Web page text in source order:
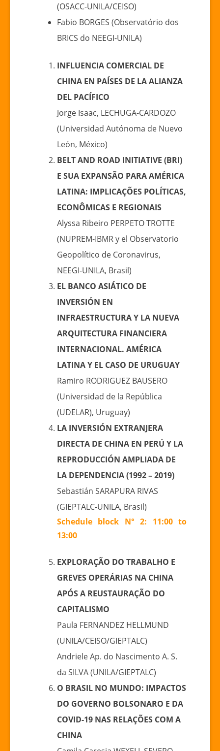
(OSACC-UNILA/CEISO)
Fabio BORGES (Observatório dos
BRICS do NEEGI-UNILA)
INFLUENCIA COMERCIAL DE
CHINA EN PAÍSES DE LA ALIANZA
DEL PACÍFICO
Jorge Isaac, LECHUGA-CARDOZO
(Universidad Autónoma de Nuevo
León, México)
BELT AND ROAD INITIATIVE (BRI)
E SUA EXPANSÃO PARA AMÉRICA
LATINA: IMPLICAÇÕES POLÍTICAS,
ECONÔMICAS E REGIONAIS
Alyssa Ribeiro PERPETO TROTTE
(NUPREM-IBMR y el Observatorio
Geopolítico de Coronavirus,
NEEGI-UNILA, Brasil)
EL BANCO ASIÁTICO DE
INVERSIÓN EN
INFRAESTRUCTURA Y LA NUEVA
ARQUITECTURA FINANCIERA
INTERNACIONAL. AMÉRICA
LATINA Y EL CASO DE URUGUAY
Ramiro RODRIGUEZ BAUSERO
(Universidad de la República
(UDELAR), Uruguay)
LA INVERSIÓN EXTRANJERA
DIRECTA DE CHINA EN PERÚ Y LA
REPRODUCCIÓN AMPLIADA DE
LA DEPENDENCIA (1992 – 2019)
Sebastián SARAPURA RIVAS
(GIEPTALC-UNILA, Brasil)
Schedule block N° 2: 11:00 to
13:00
EXPLORAÇÃO DO TRABALHO E
GREVES OPERÁRIAS NA CHINA
APÓS A REUSTAURAÇÃO DO
CAPITALISMO
Paula FERNANDEZ HELLMUND
(UNILA/CEISO/GIEPTALC)
Andriele Ap. do Nascimento A. S.
da SILVA (UNILA/GIEPTALC)
O BRASIL NO MUNDO: IMPACTOS
DO GOVERNO BOLSONARO E DA
COVID-19 NAS RELAÇÕES COM A
CHINA